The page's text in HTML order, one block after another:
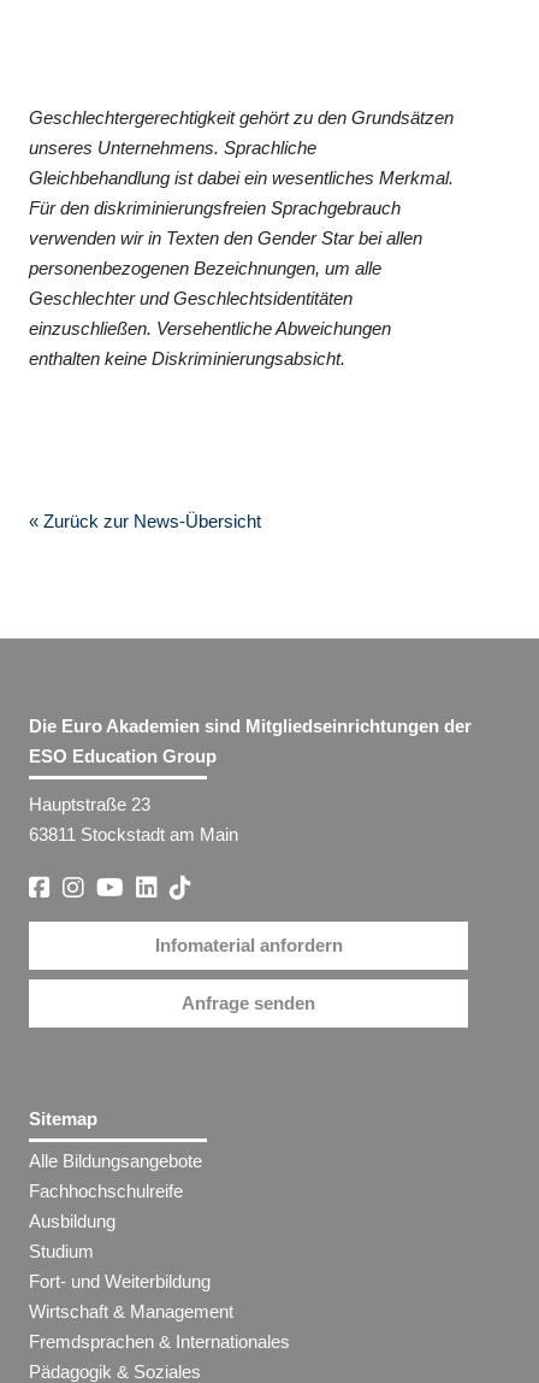
Geschlechtergerechtigkeit gehört zu den Grundsätzen
unseres Unternehmens. Sprachliche
Gleichbehandlung ist dabei ein wesentliches Merkmal.
Für den diskriminierungsfreien Sprachgebrauch
verwenden wir in Texten den Gender Star bei allen
personenbezogenen Bezeichnungen, um alle
Geschlechter und Geschlechtsidentitäten
einzuschließen. Versehentliche Abweichungen
enthalten keine Diskriminierungsabsicht.
« Zurück zur News-Übersicht
Die Euro Akademien sind Mitgliedseinrichtungen der
ESO Education Group
Hauptstraße 23
63811 Stockstadt am Main
Infomaterial anfordern
Anfrage senden
Sitemap
Alle Bildungsangebote
Fachhochschulreife
Ausbildung
Studium
Fort- und Weiterbildung
Wirtschaft & Management
Fremdsprachen & Internationales
Pädagogik & Soziales